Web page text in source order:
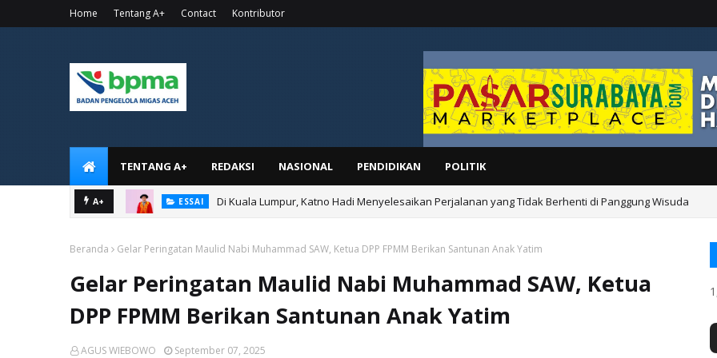
Home Tentang A+ Contact Kontributor
TENTANG A+ REDAKSI NASIONAL PENDIDIKAN POLITIK
A+ ESSAI Di Kuala Lumpur, Katno Hadi Menyelesaikan Perjalanan yang Tidak Berhenti di Panggung Wisuda
Beranda Gelar Peringatan Maulid Nabi Muhammad SAW, Ketua DPP FPMM Berikan Santunan Anak Yatim
Gelar Peringatan Maulid Nabi Muhammad SAW, Ketua
DPP FPMM Berikan Santunan Anak Yatim
AGUS WIEBOWO September 07, 2025